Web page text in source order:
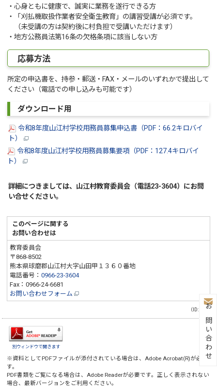
お問い合わせ
・心身ともに健康で、誠実に業務を遂行できる方
・「刈払機取扱作業者安全衛生教育」の講習受講が必須です。
（未受講の方は契約後に村負担で受講いただけます）
・地方公務員法第16条の欠格条項に該当しない方
応募方法
所定の申込書を、持参・郵送・FAX・メールのいずれかで提出して
ください（電話での申し込みも可能です）
ダウンロード用
令和8年度山江村学校用務員募集申込書（PDF：66.2キロバイ
ト）
令和8年度山江村学校用務員募集要項（PDF：127.4キロバイ
ト）
詳細につきましては、山江村教育委員会（電話23-3604）にお問
い合せください。
このページに関する
お問い合わせは
教育委員会
〒868-8502
熊本県球磨郡山江村大字山田甲１３６０番地
電話番号：0966-23-3604
Fax：0966-24-6681
お問い合わせフォーム
（ID:1485）
別ウィンドウで開きます
※資料としてPDFファイルが添付されている場合は、Adobe Acrobat(R)が必要で
す。
PDF書類をご覧になる場合は、Adobe Readerが必要です。正しく表示されない
場合、最新バージョンをご利用ください。